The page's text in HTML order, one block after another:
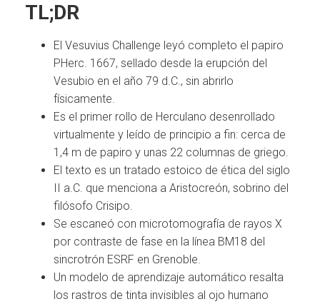
TL;DR
El Vesuvius Challenge leyó completo el papiro
PHerc. 1667, sellado desde la erupción del
Vesubio en el año 79 d.C., sin abrirlo
físicamente.
Es el primer rollo de Herculano desenrollado
virtualmente y leído de principio a fin: cerca de
1,4 m de papiro y unas 22 columnas de griego.
El texto es un tratado estoico de ética del siglo
II a.C. que menciona a Aristocreón, sobrino del
filósofo Crisipo.
Se escaneó con microtomografía de rayos X
por contraste de fase en la línea BM18 del
sincrotrón ESRF en Grenoble.
Un modelo de aprendizaje automático resalta
los rastros de tinta invisibles al ojo humano